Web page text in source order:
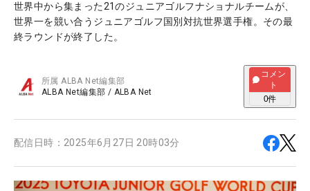
世界中から集まった21のジュニアゴルフナショナルチームが、
世界一を競い合うジュニアゴルフ国別対抗世界選手権。その最
終ラウンドが終了した。
所属ALBA Net編集部
ALBA Net編集部 / ALBA Net
コメン
ト
0件
配信日時： 2025年6月27日 20時03分